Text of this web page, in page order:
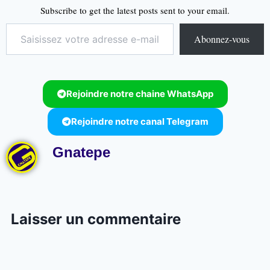
Subscribe to get the latest posts sent to your email.
Abonnez-vous
Rejoindre notre chaine WhatsApp
Rejoindre notre canal Telegram
Gnatepe
Laisser un commentaire